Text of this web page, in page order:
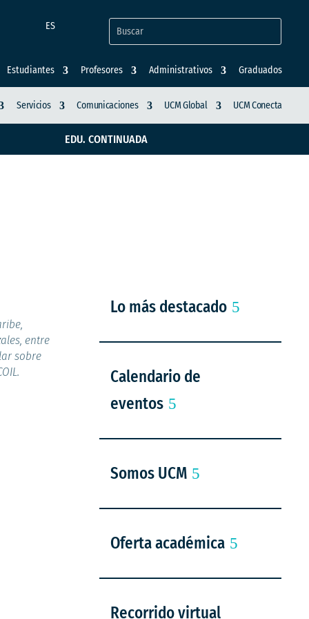
ES
Estudiantes Profesores Administrativos Graduados
Servicios Comunicaciones UCM Global UCM Conecta
EDU. CONTINUADA
entre
sobre
Lo más destacado
Calendario de
eventos
Somos UCM
Oferta académica
Recorrido virtual